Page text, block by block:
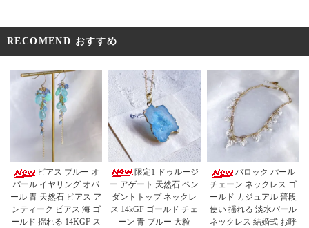
RECOMEND おすすめ
ピアス ブルー オ
パール イヤリング オパ
ール 青 天然石 ピアス ア
ンティーク ピアス 海 ゴ
ールド 揺れる 14KGF ス
限定1 ドゥルージ
ー アゲート 天然石 ペン
ダントトップ ネックレ
ス 14kGF ゴールド チェ
ーン 青 ブルー 大粒
バロック パール
チェーン ネックレス ゴ
ールド カジュアル 普段
使い 揺れる 淡水パール
ネックレス 結婚式 お呼